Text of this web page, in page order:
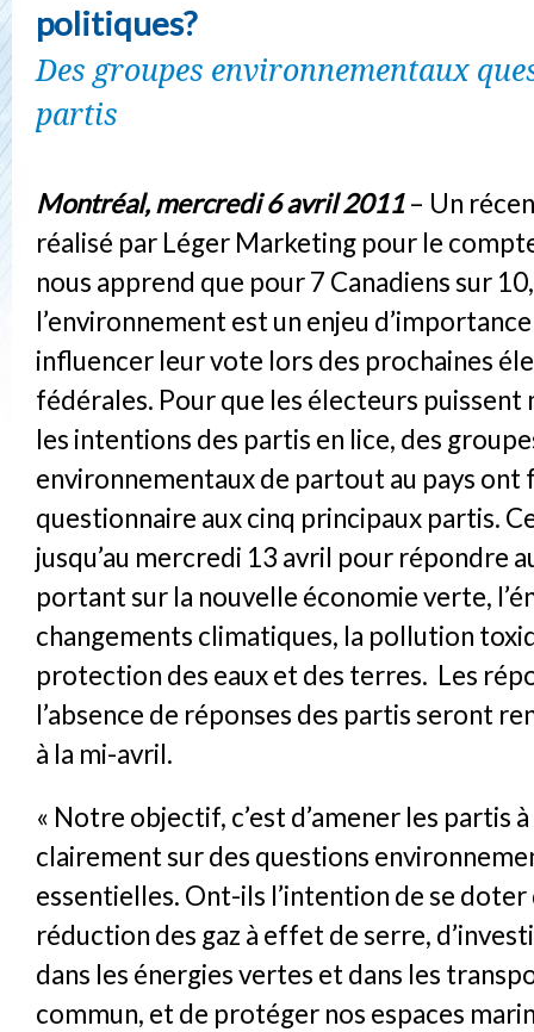
politiques?
Des groupes environnementaux
partis
Montréal, mercredi 6 avril 2011– Un
réalisé par Léger Marketing pour le
nous apprend que pour 7 Canadiens sur 10,
l’environnement est un enjeu
influencer leur vote lors des prochaines
fédérales. Pour que les électeurs puissent
les intentions des partis en lice, des
environnementaux de partout au pays ont
questionnaire aux cinq principaux partis.
jusqu’au mercredi 13 avril pour répondre
portant sur la nouvelle économie verte,
changements climatiques, la pollution
protection des eaux et des terres. Les
l’absence de réponses des partis seront
à la mi-avril.
« Notre objectif, c’est d’amener les partis
clairement sur des questions
essentielles. Ont-ils l’intention de se doter
réduction des gaz à effet de serre,
dans les énergies vertes et dans les
commun, et de protéger nos espaces